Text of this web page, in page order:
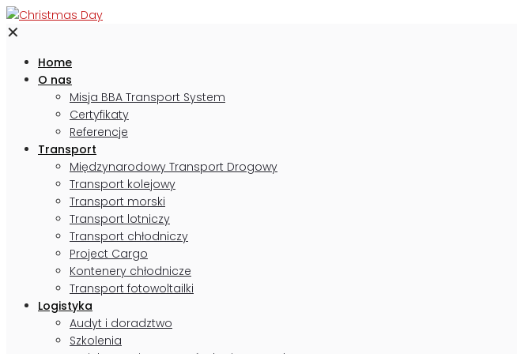
✕
Home
O nas
Misja BBA Transport System
Certyfikaty
Referencje
Transport
Międzynarodowy Transport Drogowy
Transport kolejowy
Transport morski
Transport lotniczy
Transport chłodniczy
Project Cargo
Kontenery chłodnicze
Transport fotowoltailki
Logistyka
Audyt i doradztwo
Szkolenia